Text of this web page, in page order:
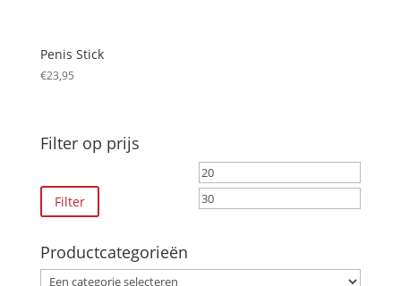
Penis Stick
€23,95
Filter op prijs
Min.
prijs
Filter
Productcategorieën